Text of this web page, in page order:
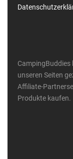
CampingBuddies
unseren Seiten
Affiliate-
Produkte kaufen.